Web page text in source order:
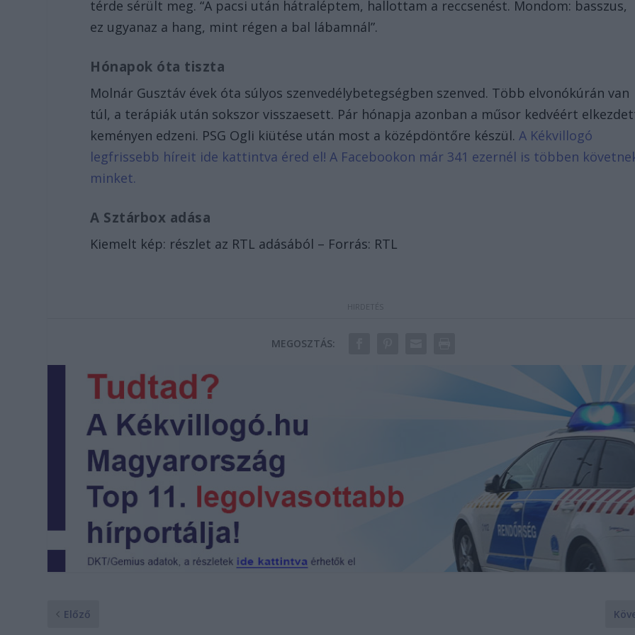
térde sérült meg. “A pacsi után hátraléptem, hallottam a reccsenést. Mondom: basszus,
ez ugyanaz a hang, mint régen a bal lábamnál”.
Hónapok óta tiszta
Molnár Gusztáv évek óta súlyos szenvedélybetegségben szenved. Több elvonókúrán van
túl, a terápiák után sokszor visszaesett. Pár hónapja azonban a műsor kedvéért
keményen edzeni. PSG Ogli kiütése után most a középdöntőre készül.A Kékvillogó
legfrissebb híreit ide kattintva éred el! A Facebookon már 341 ezernél is többen
minket.
A Sztárbox adása
Kiemelt kép: részlet az RTL adásából – Forrás: RTL
MEGOSZTÁS:
Előző